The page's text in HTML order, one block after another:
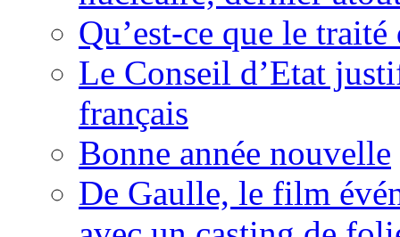
Qu’est-ce que le traité
Le Conseil d’Etat
français
Bonne année nouvelle
De Gaulle, le film